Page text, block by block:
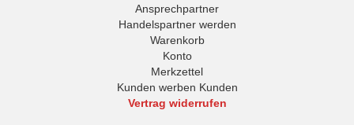
Ansprechpartner
Handelspartner werden
Warenkorb
Konto
Merkzettel
Kunden werben Kunden
Vertrag widerrufen